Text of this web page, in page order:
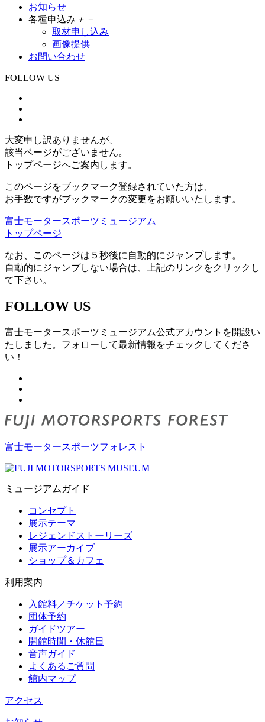
お知らせ
各種申込み ＋ －
取材申し込み
画像提供
お問い合わせ
FOLLOW US
大変申し訳ありませんが、
該当ページがございません。
トップページへご案内します。
このページをブックマーク登録されていた方は、
お手数ですがブックマークの変更をお願いいたします。
富士モータースポーツミュージアム
トップページ
なお、このページは５秒後に自動的にジャンプします。
自動的にジャンプしない場合は、上記のリンクをクリックし
て下さい。
FOLLOW US
富士モータースポーツミュージアム公式アカウントを開設い
たしました。フォローして最新情報をチェックしてくださ
い！
富士モータースポーツフォレスト
ミュージアムガイド
コンセプト
展示テーマ
レジェンドストーリーズ
展示アーカイブ
ショップ＆カフェ
利用案内
入館料／チケット予約
団体予約
ガイドツアー
開館時間・休館日
音声ガイド
よくあるご質問
館内マップ
アクセス